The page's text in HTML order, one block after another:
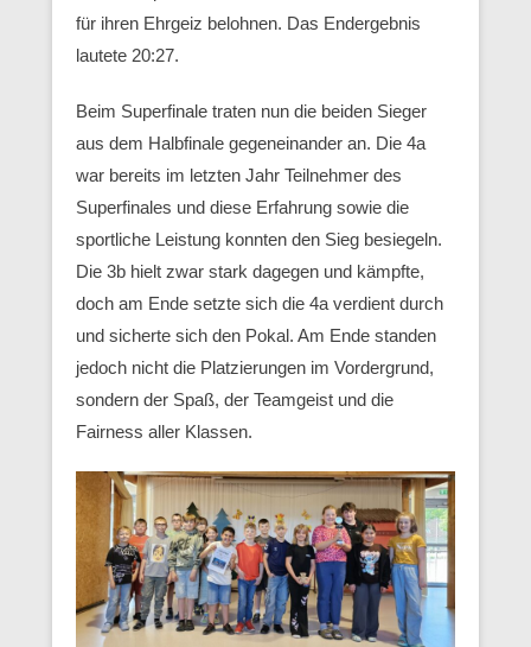
für ihren Ehrgeiz belohnen. Das Endergebnis
lautete 20:27.
Beim Superfinale traten nun die beiden Sieger
aus dem Halbfinale gegeneinander an. Die 4a
war bereits im letzten Jahr Teilnehmer des
Superfinales und diese Erfahrung sowie die
sportliche Leistung konnten den Sieg besiegeln.
Die 3b hielt zwar stark dagegen und kämpfte,
doch am Ende setzte sich die 4a verdient durch
und sicherte sich den Pokal. Am Ende standen
jedoch nicht die Platzierungen im Vordergrund,
sondern der Spaß, der Teamgeist und die
Fairness aller Klassen.